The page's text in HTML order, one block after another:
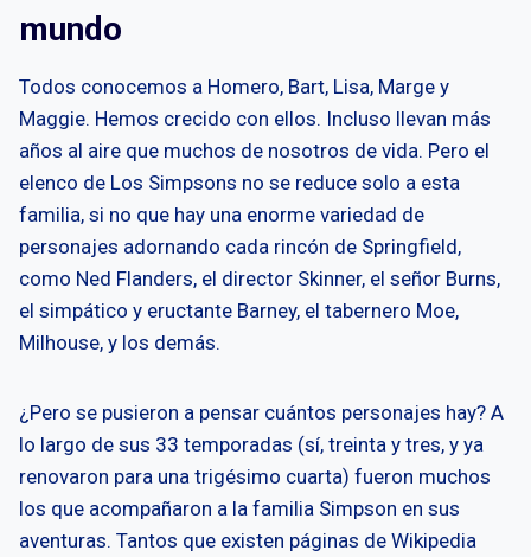
mundo
Todos conocemos a Homero, Bart, Lisa, Marge y
Maggie. Hemos crecido con ellos. Incluso llevan más
años al aire que muchos de nosotros de vida. Pero el
elenco de Los Simpsons no se reduce solo a esta
familia, si no que hay una enorme variedad de
personajes adornando cada rincón de Springfield,
como Ned Flanders, el director Skinner, el señor Burns,
el simpático y eructante Barney, el tabernero Moe,
Milhouse, y los demás.
¿Pero se pusieron a pensar cuántos personajes hay? A
lo largo de sus 33 temporadas (sí, treinta y tres, y ya
renovaron para una trigésimo cuarta) fueron muchos
los que acompañaron a la familia Simpson en sus
aventuras. Tantos que existen páginas de Wikipedia